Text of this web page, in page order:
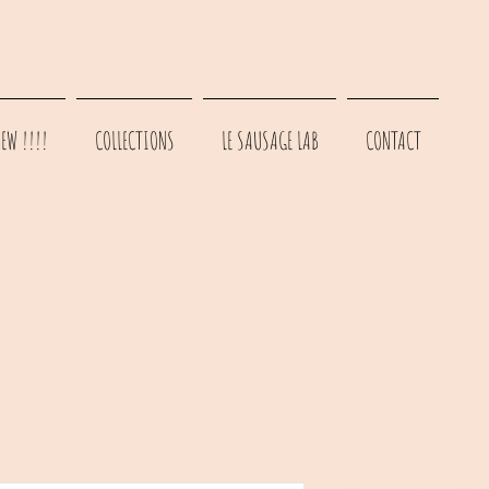
!!!! COLLECTIONS LE SAUSAGE LAB CONTACT